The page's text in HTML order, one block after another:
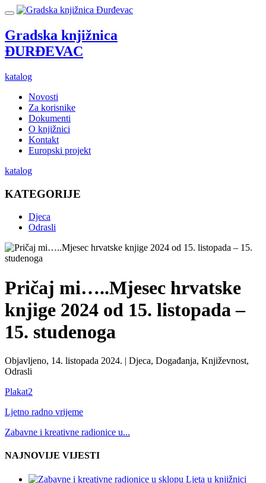
Gradska knjižnica
ĐURĐEVAC
katalog
Novosti
Za korisnike
Dokumenti
O knjižnici
Kontakt
Europski projekt
katalog
KATEGORIJE
Djeca
Odrasli
Pričaj mi…..Mjesec hrvatske
knjige 2024 od 15. listopada –
15. studenoga
Objavljeno, 14. listopada 2024. | Djeca, Događanja, Književnost,
Odrasli
Plakat2
Ljetno radno vrijeme
Zabavne i kreativne radionice u...
NAJNOVIJE VIJESTI